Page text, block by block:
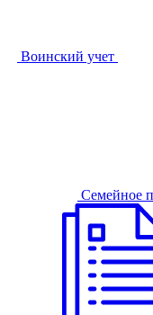
Воинский учет
Семейное